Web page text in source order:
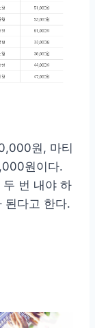
원, 마티
원이다.
두 번 내야 하
된다고 한다.